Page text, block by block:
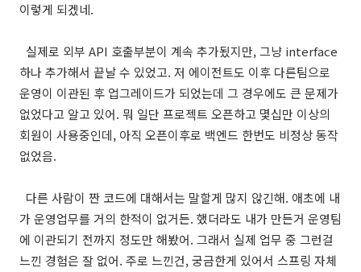
이렇게 되겠네.
실제로 외부 API 호출부분이 계속 추가됬지만, 그냥 interface
하나 추가해서 끝날 수 있었고. 저 에이전트도 이후 다른팀으로
운영이 이관된 후 업그레이드가 되었는데 그 경우에도 큰 문제가
없었다고 알고 있어. 뭐 일단 프로젝트 오픈하고 몇십만 이상의
회원이 사용중인데, 아직 오픈이후로 백엔드 한번도 비정상 동작
없었음.
다른 사람이 짠 코드에 대해서는 말할게 많지 않긴해. 애초에 내
가 운영업무를 거의 한적이 없거든. 했더라도 내가 만든거 운영팀
에 이관되기 전까지 정도만 해봤어. 그래서 실제 업무 중 그런걸
느낀 경험은 잘 없어. 주로 느낀건, 궁금한게 있어서 스프링 자체